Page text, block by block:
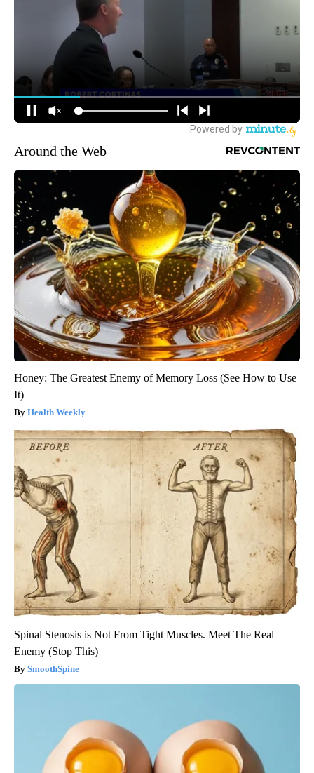
Around the Web
Honey: The Greatest Enemy of Memory Loss (See How to Use
It)
Health Weekly
Spinal Stenosis is Not From Tight Muscles. Meet The Real
Enemy (Stop This)
SmoothSpine